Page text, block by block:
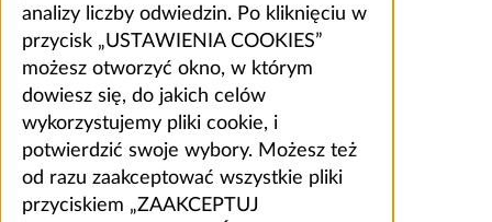
analizy liczby odwiedzin. Po kliknięciu w
przycisk „USTAWIENIA COOKIES”
możesz otworzyć okno, w którym
dowiesz się, do jakich celów
wykorzystujemy pliki cookie, i
potwierdzić swoje wybory. Możesz też
od razu zaakceptować wszystkie pliki
przyciskiem „ZAAKCEPTUJ